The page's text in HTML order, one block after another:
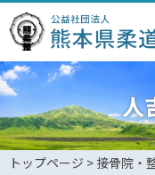
人
トップページ > 接骨院・